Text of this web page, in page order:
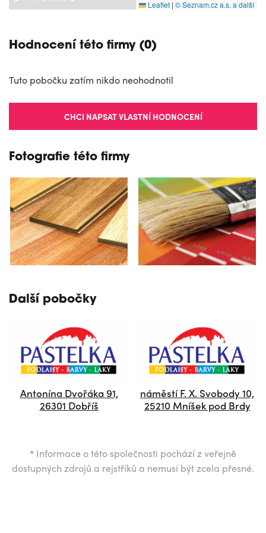
Leaflet | © Seznam.cz a.s. a další
Hodnocení této firmy (0)
Tuto pobočku zatím nikdo neohodnotil
CHCI NAPSAT VLASTNÍ HODNOCENÍ
Fotografie této firmy
Další pobočky
Antonína Dvořáka 91,
26301 Dobříš
náměstí F. X. Svobody 10,
25210 Mníšek pod Brdy
* Informace o této společnosti pochází z veřejně
dostupných zdrojů a rejstříků a nemusí být zcela přesné.